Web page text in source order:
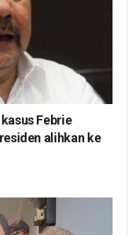
Febrie
alihkan ke